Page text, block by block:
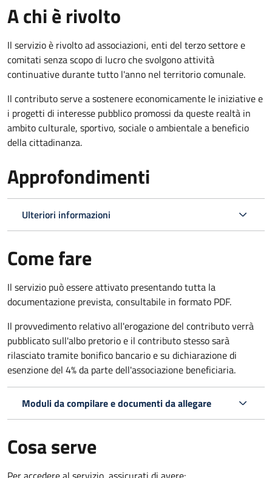
A chi è rivolto
Il servizio è rivolto ad associazioni, enti del terzo settore e
comitati senza scopo di lucro che svolgono attività
continuative durante tutto l'anno nel territorio comunale.
Il contributo serve a sostenere economicamente le iniziative e
i progetti di interesse pubblico promossi da queste realtà in
ambito culturale, sportivo, sociale o ambientale a beneficio
della cittadinanza.
Approfondimenti
Ulteriori informazioni
Come fare
Il servizio può essere attivato presentando tutta la
documentazione prevista, consultabile in formato PDF.
Il provvedimento relativo all'erogazione del contributo verrà
pubblicato sull'albo pretorio e il contributo stesso sarà
rilasciato tramite bonifico bancario e su dichiarazione di
esenzione del 4% da parte dell'associazione beneficiaria.
Moduli da compilare e documenti da allegare
Cosa serve